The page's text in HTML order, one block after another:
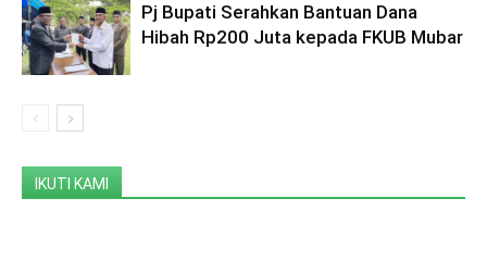
Pj Bupati Serahkan Bantuan Dana
Hibah Rp200 Juta kepada FKUB Mubar
IKUTI KAMI